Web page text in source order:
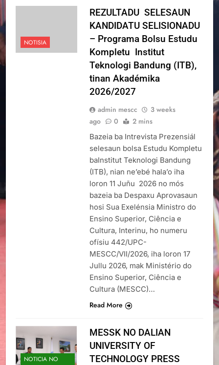
NOTISIA
REZULTADU SELESAUN
KANDIDATU SELISIONADU
– Programa Bolsu Estudu
Kompletu Institut
Teknologi Bandung (ITB),
tinan Akadémika
2026/2027
admin mescc
3 weeks
ago
0 2 mins
Bazeia ba Intrevista Prezensiál
selesaun bolsa Estudu Kompletu
baInstitut Teknologi Bandung
(ITB), nian ne’ebé hala’o iha
loron 11 Juñu 2026 no mós
bazeia ba Despaxu Aprovasaun
hosi Sua Exelénsia Ministro do
Ensino Superior, Ciência e
Cultura, Interinu, ho numeru
ofísiu 442/UPC-
MESCC/VII/2026, iha loron 17
Jullu 2026, mak Ministério do
Ensino Superior, Ciência e
Cultura (MESCC)…
Read More
NOTICIA NO
MESSK NO DALIAN
UNIVERSITY OF
TECHNOLOGY PRESS